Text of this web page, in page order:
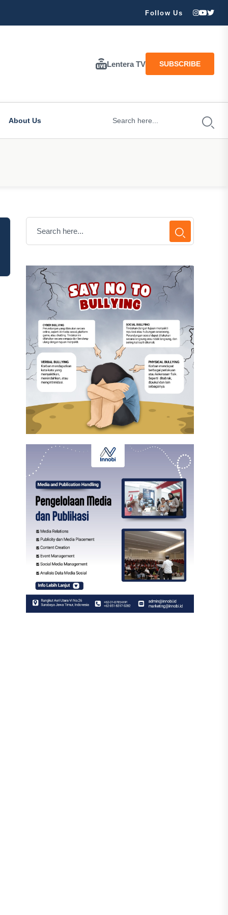
dan Longsor Landa Wilayah Trenggalek: Pohon Roboh, Sungai
Follow Us
Lentera TV SUBSCRIBE
About Us